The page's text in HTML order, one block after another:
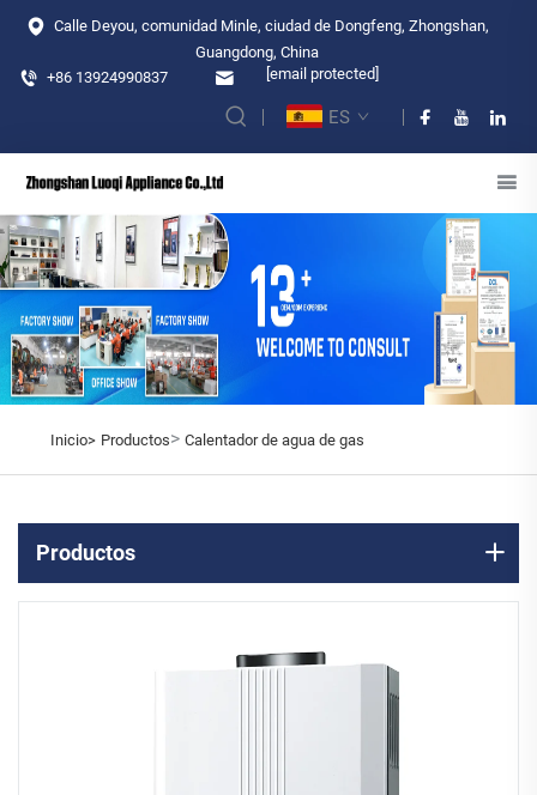
Calle Deyou, comunidad Minle, ciudad de Dongfeng, Zhongshan,
Guangdong, China
+86 13924990837
[email protected]
ES
Inicio> Productos> Calentador de agua de gas
Productos